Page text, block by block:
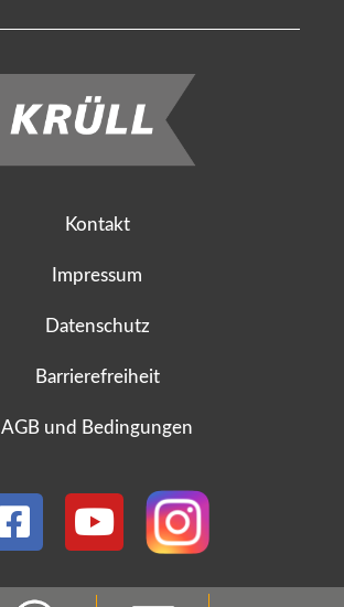
Kontakt
Impressum
Datenschutz
Barrierefreiheit
AGB und Bedingungen